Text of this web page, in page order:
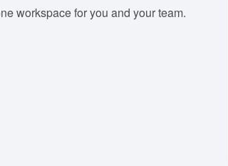
workspace for you and your team.